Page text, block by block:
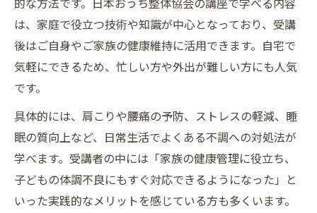
は、家庭で役立つ技術や知識が中心となっており、受講
後はご自身やご家族の健康維持に活用できます。自宅で
気軽にできるため、忙しい方や外出が難しい方にも人気
です。
具体的には、肩こりや腰痛の予防、ストレスの軽減、睡
眠の質向上など、日常生活でよくある不調への対処法が
学べます。受講者の中には「家族の健康管理に役立ち、
子どもの体調不良にもすぐ対応できるようになった」と
いった実践的なメリットを感じている方も多くいます。